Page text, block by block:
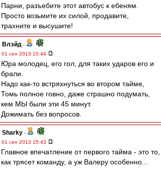
Парни, разъебите этот автобус к ебеням.
Просто возьмите их силой, продавите,
трахните и высушите!
Влэйд -
01 сен 2013 15:44
Юра молодец, его гол, для таких ударов его и
брали.
Надо как-то встряхнуться во втором тайме,
Томь полное говно, даже страшно подумать,
кем МЫ были эти 45 минут.
Дожимать без вопросов.
Sharky -
01 сен 2013 15:43
Главное впечатление от первого тайма - это то,
как трясет команду, а уж Валеру особенно...